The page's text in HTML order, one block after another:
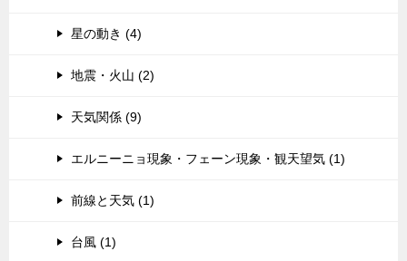
星の動き (4)
地震・火山 (2)
天気関係 (9)
エルニーニョ現象・フェーン現象・観天望気 (1)
前線と天気 (1)
台風 (1)